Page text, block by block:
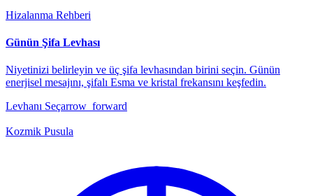
Hizalanma Rehberi
Günün Şifa Levhası
Niyetinizi belirleyin ve üç şifa levhasından birini seçin. Günün
enerjisel mesajını, şifalı Esma ve kristal frekansını keşfedin.
Levhanı Seçarrow_forward
Kozmik Pusula